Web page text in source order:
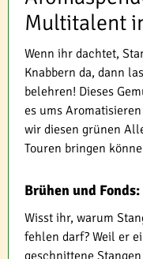
Multitalent
Wenn ihr dachtet,
Knabbern da, dann
belehren! Dieses
es ums
wir diesen grünen
Touren bringen
Brühen und
Wisst ihr, warum
fehlen darf? Weil er
geschnittene